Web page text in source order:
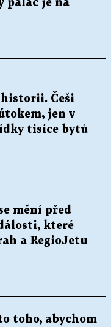
palác je na
Češi
jen v
tisíce bytů
mění před
které
a RegioJetu
toho, abychom